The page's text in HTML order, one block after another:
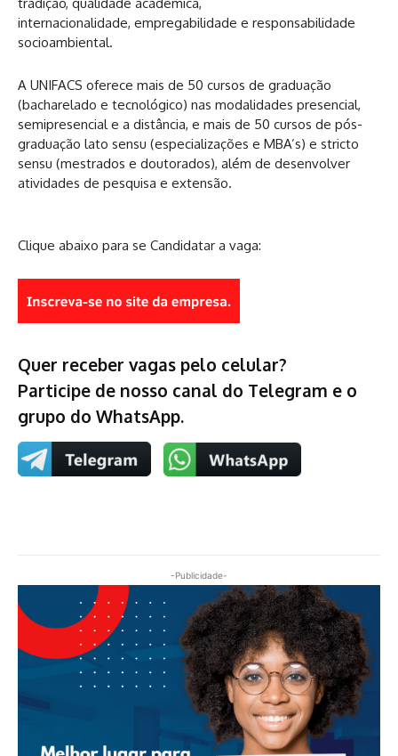
internacionalidade, empregabilidade e responsabilidade
socioambiental.
A UNIFACS oferece mais de 50 cursos de graduação
(bacharelado e tecnológico) nas modalidades presencial,
semipresencial e a distância, e mais de 50 cursos de pós-
graduação lato sensu (especializações e MBA’s) e stricto
sensu (mestrados e doutorados), além de desenvolver
atividades de pesquisa e extensão.
Clique abaixo para se Candidatar a vaga:
Quer receber vagas pelo celular?
Participe de nosso canal do Telegram e o
grupo do WhatsApp.
-Publicidade-